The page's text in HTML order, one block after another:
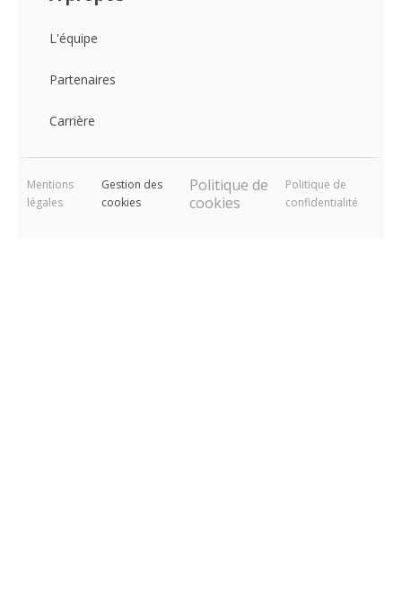
L'équipe
Partenaires
Carrière
Mentions
légales
Gestion des
cookies
Politique de
cookies
Politique de
confidentialité